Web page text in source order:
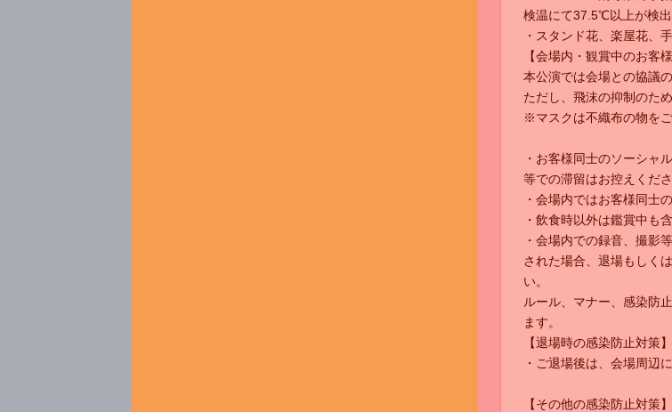
検温にて37.5℃以上が検出
・スタンド花、楽屋花、
【会場内・観賞中のお客
本公演では会場との協議
ただし、飛沫の抑制のた
※マスクは不織布の物をご
・お客様同士のソーシャ
等での滞留はお控えくだ
・会場内ではお客様同士
・飲食時以外は鑑賞中も
・会場内での録音、撮影
された場合、退場もしく
い。
ルール、マナー、感染防
ます。
【退場時の感染防止対策】
・ご退場後は、会場周辺
【その他の感染防止対策】